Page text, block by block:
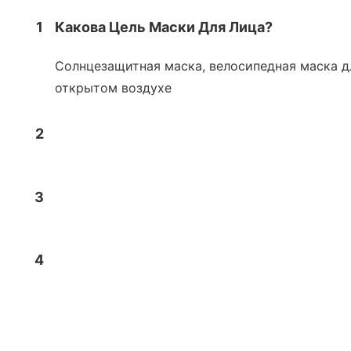
1 Какова Цель Маски Для Лица?
Солнцезащитная маска, велосипедная маска
открытом воздухе
2
3
4